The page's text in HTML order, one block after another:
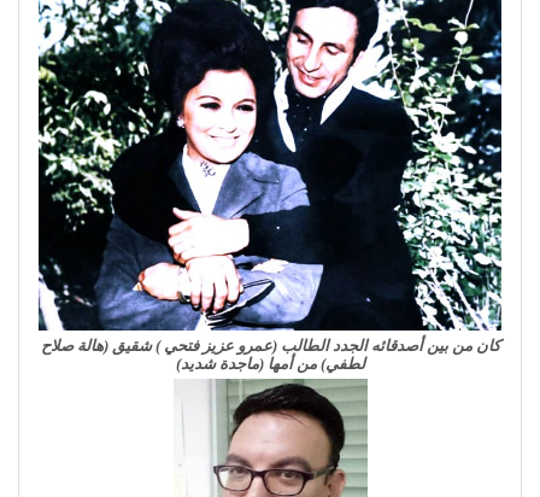
كان من بين أصدقائه الجدد الطالب (عمرو عزيز فتحي ) شقيق (هالة صلاح
لطفي) من أمها (ماجدة شديد)